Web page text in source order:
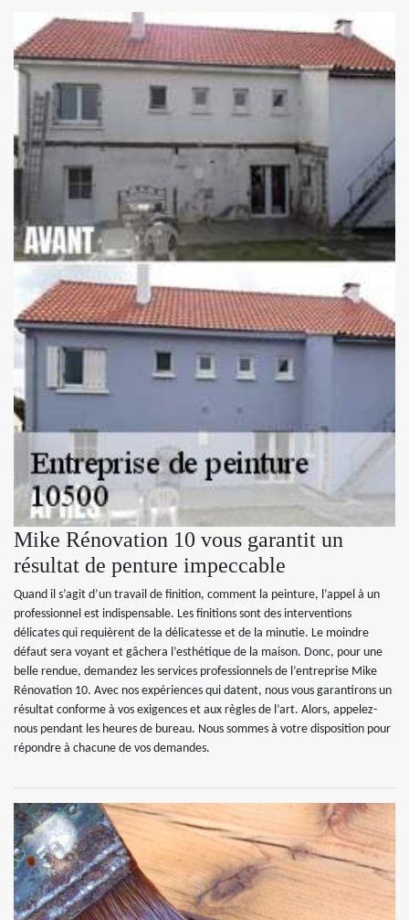
Mike Rénovation 10 vous garantit un
résultat de penture impeccable
Quand il s’agit d’un travail de finition, comment la peinture, l’appel à un
professionnel est indispensable. Les finitions sont des interventions
délicates qui requièrent de la délicatesse et de la minutie. Le moindre
défaut sera voyant et gâchera l’esthétique de la maison. Donc, pour une
belle rendue, demandez les services professionnels de l’entreprise Mike
Rénovation 10. Avec nos expériences qui datent, nous vous garantirons un
résultat conforme à vos exigences et aux règles de l’art. Alors, appelez-
nous pendant les heures de bureau. Nous sommes à votre disposition pour
répondre à chacune de vos demandes.